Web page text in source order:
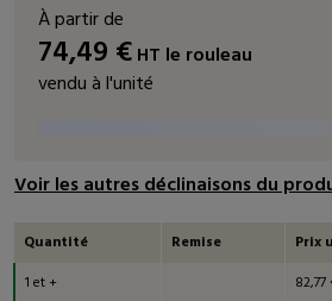
À partir de
74,49 €HT le rouleau
vendu à l'unité
Voir les autres déclinaisons du
Quantité Remise
Prix
1 et +
82,77